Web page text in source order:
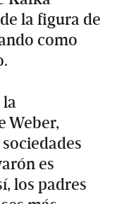
la figura de
como
la
Weber,
es
los padres